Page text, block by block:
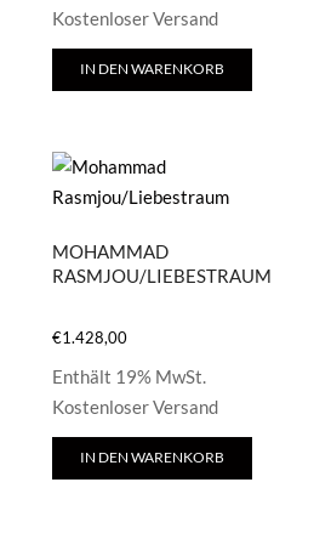
Kostenloser Versand
IN DEN WARENKORB
MOHAMMAD
RASMJOU/LIEBESTRAUM
€1.428,00
Enthält 19% MwSt.
Kostenloser Versand
IN DEN WARENKORB